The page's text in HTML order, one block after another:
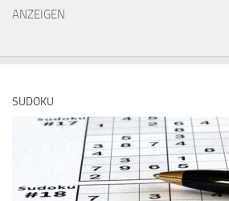
ANZEIGEN
SUDOKU